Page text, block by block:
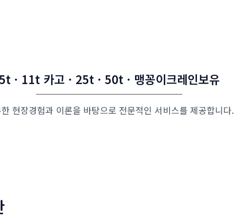
· 11t 카고 · 25t · 50t · 맹꽁이크레인보유
현장경험과 이론을 바탕으로 전문적인 서비스를 제공합니다.